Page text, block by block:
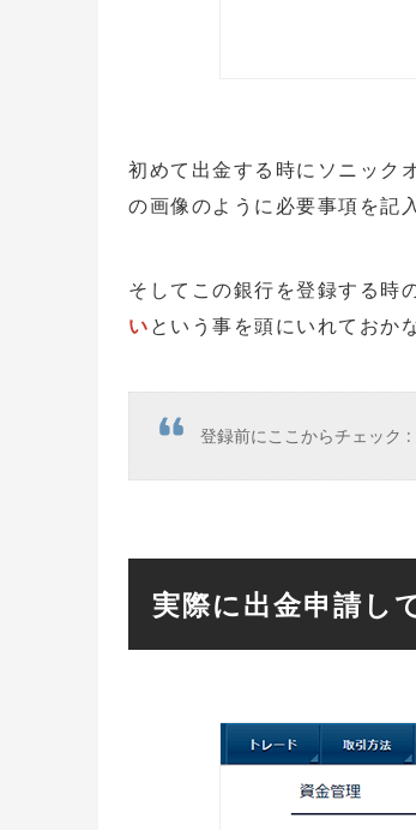
初めて出金する時にソニッ
の画像のように必要事項を記
そしてこの銀行を登録する時
いという事を頭にいれておか
登録前にここからチェック :
実際に出金申請し